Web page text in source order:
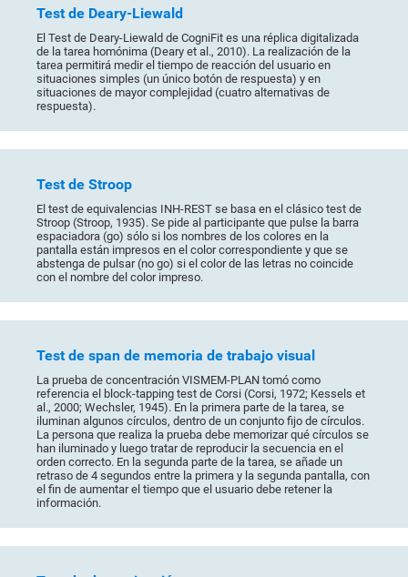
Test de Deary-Liewald
El Test de Deary-Liewald de CogniFit es una réplica digitalizada
de la tarea homónima (Deary et al., 2010). La realización de la
tarea permitirá medir el tiempo de reacción del usuario en
situaciones simples (un único botón de respuesta) y en
situaciones de mayor complejidad (cuatro alternativas de
respuesta).
Test de Stroop
El test de equivalencias INH-REST se basa en el clásico test de
Stroop (Stroop, 1935). Se pide al participante que pulse la barra
espaciadora (go) sólo si los nombres de los colores en la
pantalla están impresos en el color correspondiente y que se
abstenga de pulsar (no go) si el color de las letras no coincide
con el nombre del color impreso.
Test de span de memoria de trabajo visual
La prueba de concentración VISMEM-PLAN tomó como
referencia el block-tapping test de Corsi (Corsi, 1972; Kessels et
al., 2000; Wechsler, 1945). En la primera parte de la tarea, se
iluminan algunos círculos, dentro de un conjunto fijo de círculos.
La persona que realiza la prueba debe memorizar qué círculos se
han iluminado y luego tratar de reproducir la secuencia en el
orden correcto. En la segunda parte de la tarea, se añade un
retraso de 4 segundos entre la primera y la segunda pantalla, con
el fin de aumentar el tiempo que el usuario debe retener la
información.